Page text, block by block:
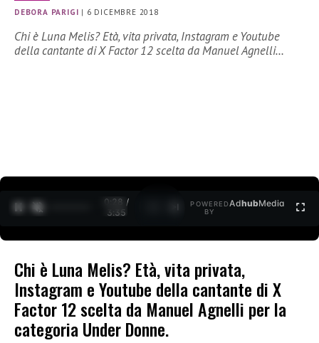
DEBORA PARIGI | 6 DICEMBRE 2018
Chi è Luna Melis? Età, vita privata, Instagram e Youtube
della cantante di X Factor 12 scelta da Manuel Agnelli…
0:29 /
3:35
POWERED
BY
AdhubMedia
Chi è Luna Melis? Età, vita privata,
Instagram e Youtube della cantante di X
Factor 12 scelta da Manuel Agnelli per la
categoria Under Donne.